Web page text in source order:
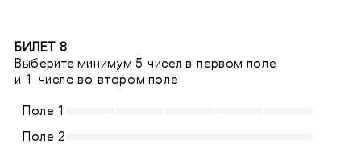
БИЛЕТ 8
Выберите минимум 5 чисел в первом поле
и 1 число во втором поле
Поле 1
Поле 2